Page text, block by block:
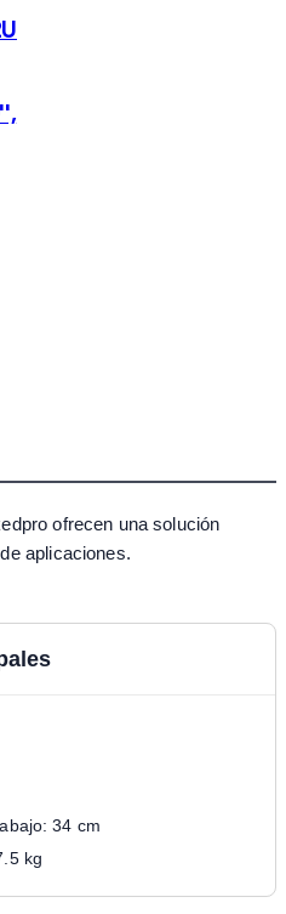
ofrecen una solución
aplicaciones.
34 cm
kg